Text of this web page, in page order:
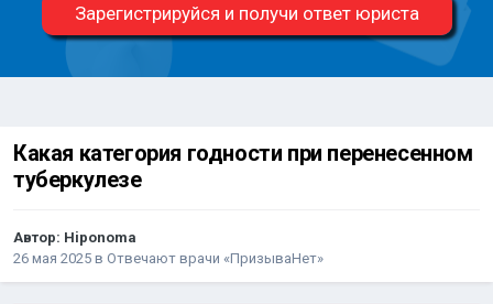
Зарегистрируйся и получи ответ юриста
Какая категория годности при перенесенном
туберкулезе
Автор: Hiponoma
26 мая 2025 в Отвечают врачи «ПризываНет»